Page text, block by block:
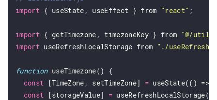
import { useState, useEffect } from "react" ;
import { getTimezone, timezoneKey } from "@/
import useRefreshLocalStorage from "./
function useTimezone() {
const [TimeZone, setTimeZone] = useState(() =>
const [storageValue] =